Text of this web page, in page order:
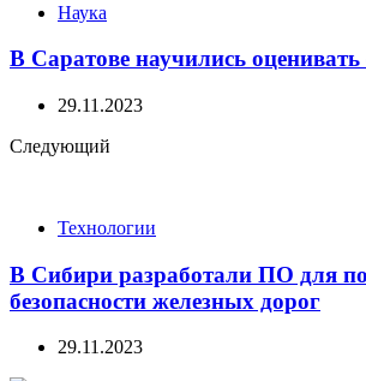
Наука
В Саратове научились
29.11.2023
Следующий
Технологии
В Сибири разработали ПО для
безопасности железных дорог
29.11.2023